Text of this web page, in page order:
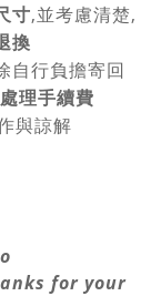
寸,並考慮清楚,
換
自行負擔寄回
理手續費
與諒解
for your